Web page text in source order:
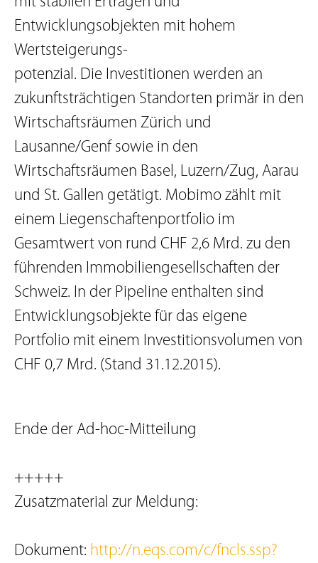
Entwicklungsobjekten mit hohem
Wertsteigerungs-
potenzial. Die Investitionen werden an
zukunftsträchtigen Standorten primär in den
Wirtschaftsräumen Zürich und
Lausanne/Genf sowie in den
Wirtschaftsräumen Basel, Luzern/Zug, Aarau
und St. Gallen getätigt. Mobimo zählt mit
einem Liegenschaftenportfolio im
Gesamtwert von rund CHF 2,6 Mrd. zu den
führenden Immobiliengesellschaften der
Schweiz. In der Pipeline enthalten sind
Entwicklungsobjekte für das eigene
Portfolio mit einem Investitionsvolumen von
CHF 0,7 Mrd. (Stand 31.12.2015).
Ende der Ad-hoc-Mitteilung
+++++
Zusatzmaterial zur Meldung:
Dokument: http://n.eqs.com/c/fncls.ssp?